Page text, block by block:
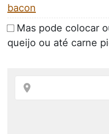
bacon
Mas pode colocar
queijo ou até carne